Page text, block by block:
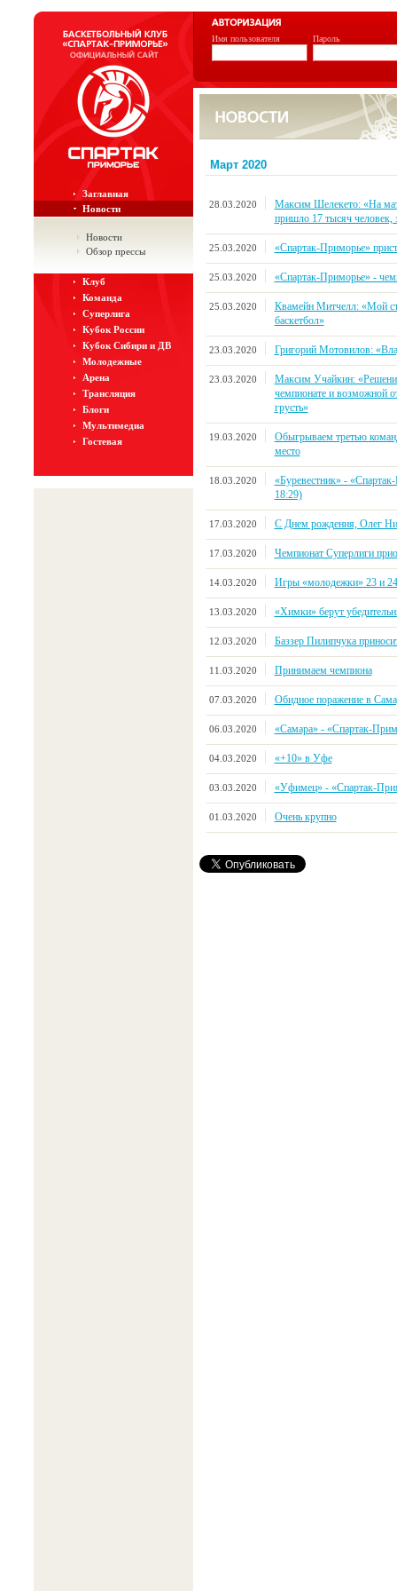
Имя пользователя Пароль
Заглавная
Новости
Новости
Обзор прессы
Клуб
Команда
Суперлига
Кубок России
Кубок Сибири и ДВ
Молодежные
Арена
Трансляция
Блоги
Мультимедиа
Гостевая
Март 2020
28.03.2020
Максим Шелекето: «На
пришло 17 тысяч человек,
25.03.2020 «Спартак-Приморье»
25.03.2020 «Спартак-Приморье» -
25.03.2020
Квамейн Митчелл: «Мой
баскетбол»
23.03.2020 Григорий Мотовилов:
23.03.2020
Максим Учайкин:
чемпионате и возможной
грусть»
19.03.2020
Обыгрываем третью
место
18.03.2020
«Буревестник» -
18:29)
17.03.2020 С Днем рождения, Олег
17.03.2020 Чемпионат Суперлиги
14.03.2020 Игры «молодежки» 23 и 24
13.03.2020 «Химки» берут
12.03.2020 Баззер Пилипчука
11.03.2020 Принимаем чемпиона
07.03.2020 Обидное поражение в
06.03.2020 «Самара» - «Спартак-
04.03.2020 «+10» в Уфе
03.03.2020 «Уфимец» - «Спартак-
01.03.2020 Очень крупно